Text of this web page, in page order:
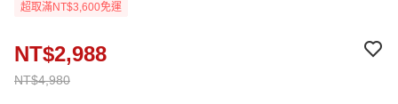
超取滿NT$3,600免運
NT$4,980
NT$2,988